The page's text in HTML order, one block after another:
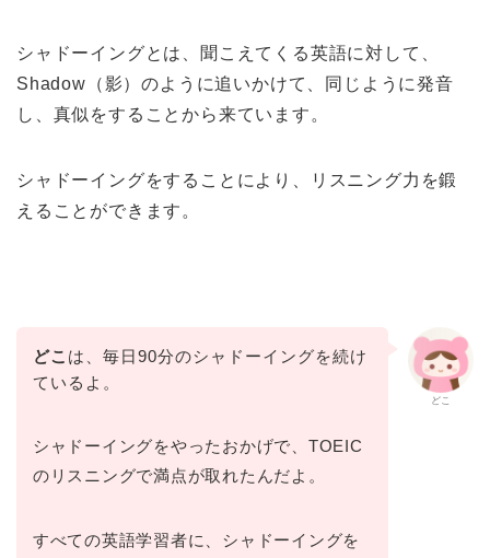
シャドーイングとは、聞こえてくる英語に対して、
Shadow（影）のように追いかけて、同じように発音
し、真似をすることから来ています。
シャドーイングをすることにより、リスニング力を鍛
えることができます。
どこ
どこ は、毎日90分のシャドーイングを続け
ているよ。
シャドーイングをやったおかげで、TOEIC
のリスニングで満点が取れたんだよ。
すべての英語学習者に、シャドーイングを